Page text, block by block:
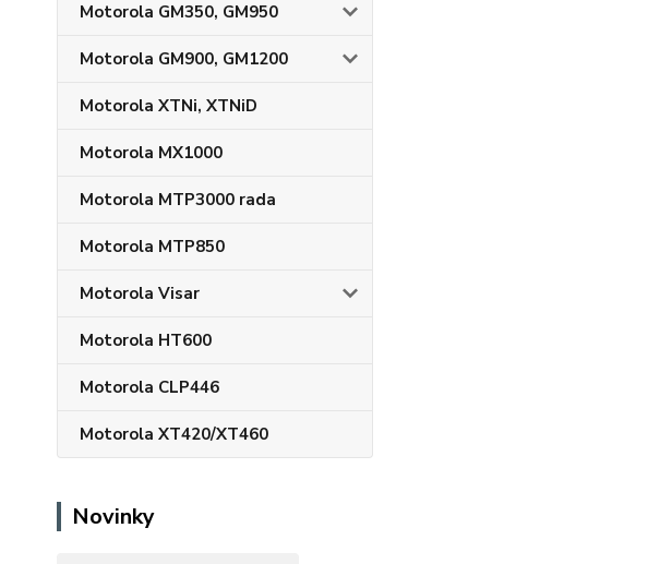
Motorola GM350, GM950
Motorola GM900, GM1200
Motorola XTNi, XTNiD
Motorola MX1000
Motorola MTP3000 rada
Motorola MTP850
Motorola Visar
Motorola HT600
Motorola CLP446
Motorola XT420/XT460
Novinky